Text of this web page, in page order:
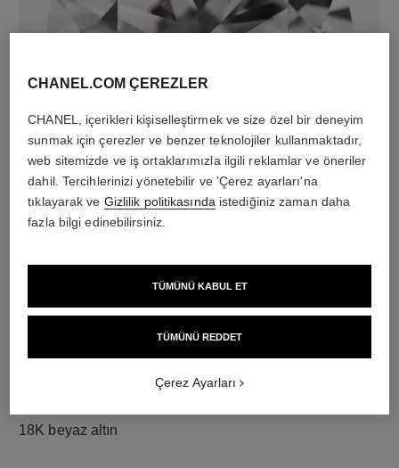
pırlantalar
2 adet yuvarlak kesim pırlanta toplam 0.16 carat
Her bir tasarımın özellikleri kendine özgüdür**
18K beyaz altın
CHANEL.COM ÇEREZLER
CHANEL, içerikleri kişiselleştirmek ve size özel bir deneyim
sunmak için çerezler ve benzer teknolojiler kullanmaktadır,
web sitemizde ve iş ortaklarımızla ilgili reklamlar ve öneriler
dahil. Tercihlerinizi yönetebilir ve 'Çerez ayarları'na
tıklayarak ve Gizlilik politikasında istediğiniz zaman daha
fazla bilgi edinebilirsiniz.
TÜMÜNÜ REDDET
TÜMÜNÜ KABUL ET
Çerez Ayarları